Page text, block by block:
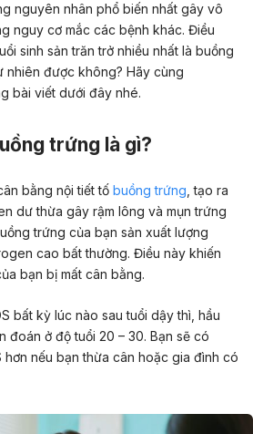
nguyên nhân phổ biến nhất gây vô
nguy cơ mắc các bệnh khác. Điều
sinh sản trăn trở nhiều nhất là buồng
nhiên được không? Hãy cùng
bài viết dưới đây nhé.
trứng là gì?
bằng nội tiết tố buồng trứng tạo ra
dư thừa gây rậm lông và mụn trứng
trứng của bạn sản xuất lượng
cao bất thường. Điều này khiến
bạn bị mất cân bằng.
bất kỳ lúc nào sau tuổi dậy thì, hầu
đoán ở độ tuổi 20 – 30. Bạn sẽ có
hơn nếu bạn thừa cân hoặc gia đình có